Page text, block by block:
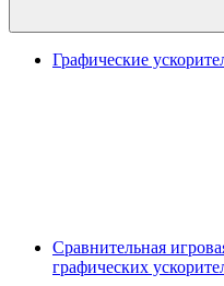
Графические
Сравнительная
графических